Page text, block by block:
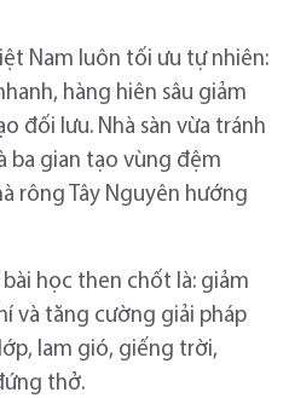
Nam luôn tối ưu tự nhiên:
hàng hiên sâu giảm
đối lưu. Nhà sàn vừa tránh
ba gian tạo vùng đệm
rông Tây Nguyên hướng
học then chốt là: giảm
và tăng cường giải pháp
lam gió, giếng trời,
thở.